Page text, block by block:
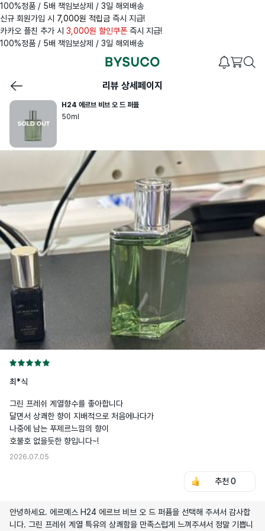
100%정품 / 5배 책임보상제 / 3일 해외배송
신규 회원가입 시 7,000원 적립금 즉시 지급!
카카오 플친 추가 시 3,000원 할인쿠폰 즉시 지급!
100%정품 / 5배 책임보상제 / 3일 해외배송
리뷰 상세페이지
H24 에르브 비브 오 드 퍼퓸
50ml
최*식
그린 프레쉬 계열향수를 좋아합니다
달면서 상쾌한 향이 지배적으로 처음에나다가
나중에 남는 푸제르느낌의 향이
2026.07.05
추천 0
안녕하세요. 에르메스 H24 에르브 비브 오 드 퍼퓸을 선택해 주셔서 감사합
니다. 그린 프레쉬 계열 특유의 상쾌함을 만족스럽게 느껴주셔서 정말 기쁩니